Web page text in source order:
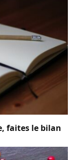
faites le bilan